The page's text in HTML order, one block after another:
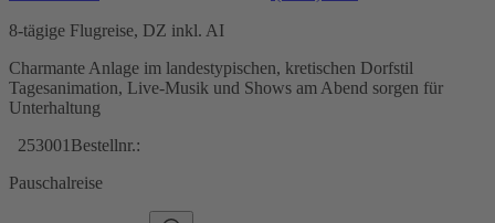
8-tägige Flugreise, DZ inkl. AI
Charmante Anlage im landestypischen, kretischen Dorfstil
Tagesanimation, Live-Musik und Shows am Abend sorgen für
Unterhaltung
253001 Bestellnr.:
Pauschalreise